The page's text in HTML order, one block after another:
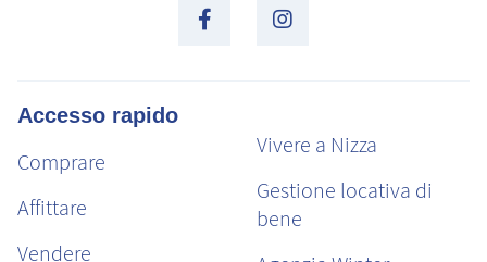
Accesso rapido
Comprare
Affittare
Vendere
Vivere a Nizza
Gestione locativa di
bene